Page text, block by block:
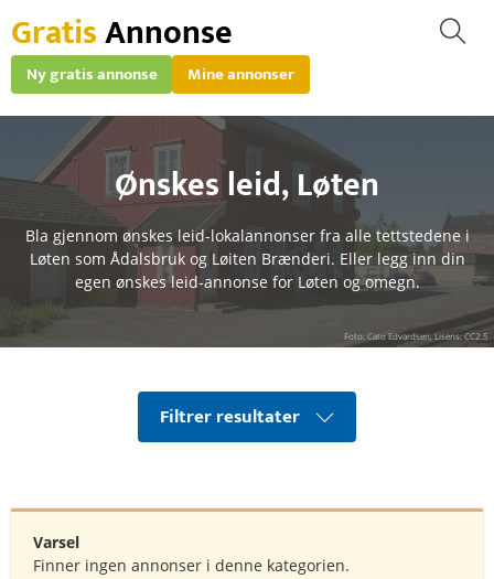
GratisAnnonse
Ny gratis annonse Mine annonser
Ønskes leid,Løten
Bla gjennom ønskes leid-lokalannonser fra alle tettstedene i
Løten som Ådalsbruk og Løiten Brænderi. Eller legg inn din
egen ønskes leid-annonse for Løten og omegn.
Foto: Cato Edvardsen, Lisens: CC2.5
Filtrer resultater
Varsel
Finner ingen annonser i denne kategorien.